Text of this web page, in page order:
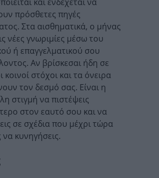
και ενδέχεται να
πρόσθετες πηγές
Στα αισθηματικά, ο μήνας
νέες γνωριμίες μέσω του
ή επαγγελματικού σου
Αν βρίσκεσαι ήδη σε
κοινοί στόχοι και τα όνειρα
τον δεσμό σας. Είναι η
στιγμή να πιστέψεις
στον εαυτό σου και να
σε σχέδια που μέχρι τώρα
να κυνηγήσεις.